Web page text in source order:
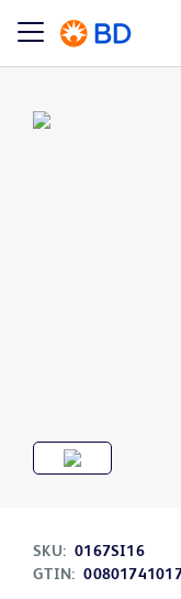
SKU: 0167SI16
GTIN: